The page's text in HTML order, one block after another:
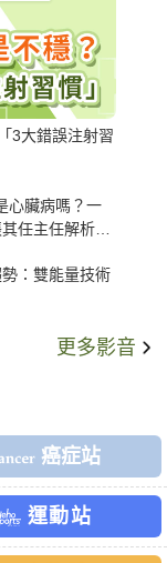
3大錯誤注射習
心臟病嗎？一
任主任解析支
：雙能量技術
更多影音
癌症站
運動站